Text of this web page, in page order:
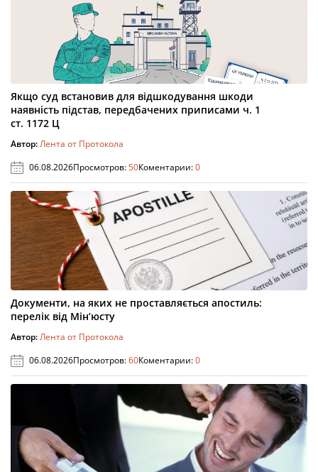
Якщо суд встановив для відшкодування шкоди
наявність підстав, передбачених приписами ч. 1
ст. 1172 Ц
Автор:Лента от Протокола
06.08.2026Просмотров:50Коментарии:0
Документи, на яких не проставляється апостиль:
перелік від Мін’юсту
Автор:Лента от Протокола
06.08.2026Просмотров:60Коментарии:0